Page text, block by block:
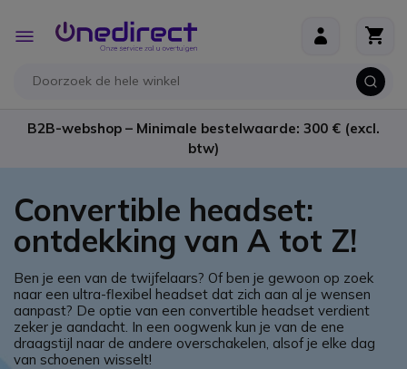
Toggle
Nav
B2B-webshop – Minimale bestelwaarde: 300 € (excl.
btw)
Convertible headset:
ontdekking van A tot Z!
Ben je een van de twijfelaars? Of ben je gewoon op zoek
naar een ultra-flexibel headset dat zich aan al je wensen
aanpast? De optie van een convertible headset verdient
zeker je aandacht. In een oogwenk kun je van de ene
draagstijl naar de andere overschakelen, alsof je elke dag
van schoenen wisselt!